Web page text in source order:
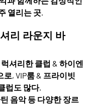
열리는 곳.
리 라운지 바
셔리한 클럽 & 하이엔
로, VIP룸 & 프라이빗
럽도 많다.
음악 등 다양한 장르